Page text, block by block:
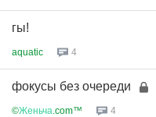
гы!
aquatic 4
фокусы без очереди
©Женьча .com™ 4